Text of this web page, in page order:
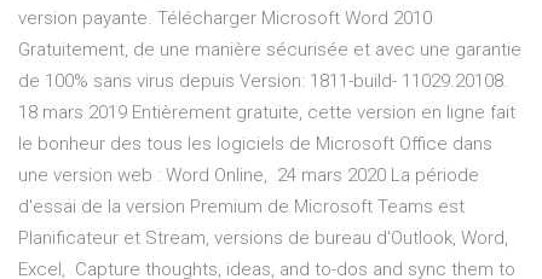
version payante. Télécharger Microsoft Word 2010
Gratuitement, de une manière sécurisée et avec une garantie
de 100% sans virus depuis Version: 1811-build- 11029.20108.
18 mars 2019 Entièrement gratuite, cette version en ligne fait
le bonheur des tous les logiciels de Microsoft Office dans
une version web : Word Online, 24 mars 2020 La période
d'essai de la version Premium de Microsoft Teams est
Planificateur et Stream, versions de bureau d'Outlook, Word,
Excel, Capture thoughts, ideas, and to-dos and sync them to